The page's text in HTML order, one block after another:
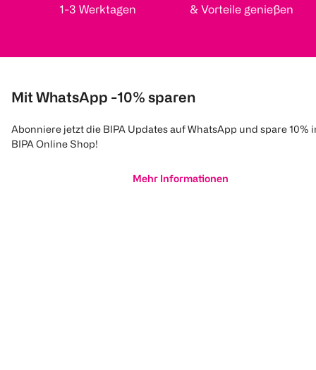
1-3 Werktagen
& Vorteile genießen
Mit WhatsApp -10% sparen
Abonniere jetzt die BIPA Updates auf WhatsApp und spare 10%
BIPA Online Shop!
Mehr Informationen